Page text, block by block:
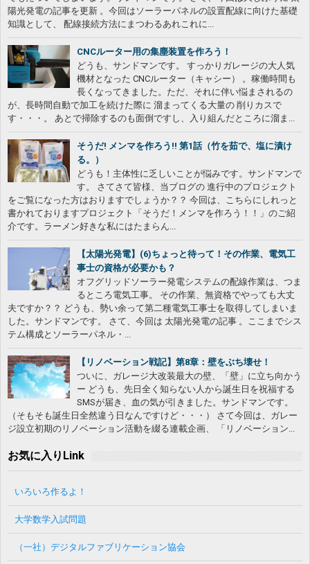
陽光発電の記事を更新 。今回はソーラーパネルの設置配線に向けた基礎
知識として、 配線接続方法にまつわるあれこれに...
CNCルーター用の集塵装置を作ろう！
どうも、サンドマンです。 すっかりガレージの大人気
機材となった CNCルーター（キャシー） 。稼働時間も
長くなってきました。ただ、それに伴い悩まされるの
が、長時間自動で加工を続けた際に 溜まってくる大量の 削りカスで
す・・・。 あとで掃除するのも面倒ですし、入り組んだところに溜ま...
そうだ! メンマを作ろう!! 第1話（竹を茹で、塩に漬け
る。）
どうも！主体性に乏しいことが悩みです。サンドマンで
す。 さてさて皆様、当ブログの 進行中のプロジェクト
をご覧になった方はおりますでしょうか？？ 今回は、こちらにしれっと
書かれておりますプロジェクト「そうだ！メンマを作ろう！！」のご紹
介です。ラーメン好きな私にはたまらん...
【太陽光発電】(6)ちょっと待って！その作業、電気工
事士の資格が必要かも？
オフグリッドソーラー発電システムの配線作業は、つま
るところ電気工事。 その作業、無資格でやっても大丈
夫ですか？？ どうも、勢い余って第二種電気工事士を取得してしまいま
した。サンドマンです。 さて、今回は 太陽光発電の記事 。ここまでシス
テム構成とソーラーパネル・...
【リノベーション戦記】第8章：壁をぶち壊せ！
ついに、ガレージ大改装最大の壁、「壁」に立ち向かう
ー どうも、先日全く知らない人から誕生日を祝福する
SMSが届き、血の気が引きました。サンドマンです。
（そもそも誕生日全然違う日なんですけど・・・） さて今回は、ガレー
ジ設立初期のリノベーション活動を綴る連載企画、 「リノベーション...
お気に入りLink
いろいろ作るよ！
大学数学入試問題
（一社）デジタルファブリケーション協会